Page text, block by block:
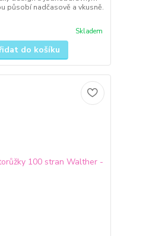
působí nadčasově a vkusně.
Skladem
do košíku